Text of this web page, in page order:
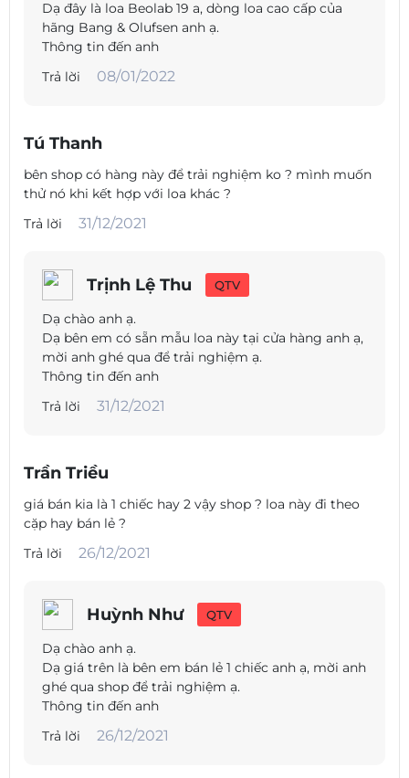
Dạ đây là loa Beolab 19 a, dòng loa cao cấp của
hãng Bang & Olufsen anh ạ.
Thông tin đến anh
Trả lời
08/01/2022
Tú Thanh
bên shop có hàng này để trải nghiệm ko ? mình muốn
thử nó khi kết hợp với loa khác ?
Trả lời
31/12/2021
Trịnh Lệ Thu QTV
Dạ chào anh ạ.
Dạ bên em có sẵn mẫu loa này tại cửa hàng anh ạ,
mời anh ghé qua để trải nghiệm ạ.
Thông tin đến anh
Trả lời
31/12/2021
Trần Triều
giá bán kia là 1 chiếc hay 2 vậy shop ? loa này đi theo
cặp hay bán lẻ ?
Trả lời
26/12/2021
Huỳnh Như QTV
Dạ chào anh ạ.
Dạ giá trên là bên em bán lẻ 1 chiếc anh ạ, mời anh
ghé qua shop để trải nghiệm ạ.
Thông tin đến anh
Trả lời
26/12/2021